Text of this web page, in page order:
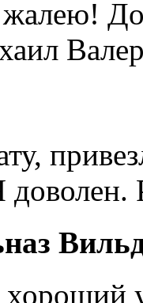
жалею!
доволен.
хороший